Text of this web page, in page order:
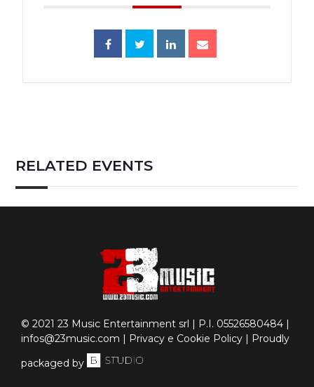
RELATED EVENTS
© 2021 23 Music Entertainment srl | P.I. 05526580484 |
infos@23music.com
Privacy e Cookie Policy
| Proudly
packaged by